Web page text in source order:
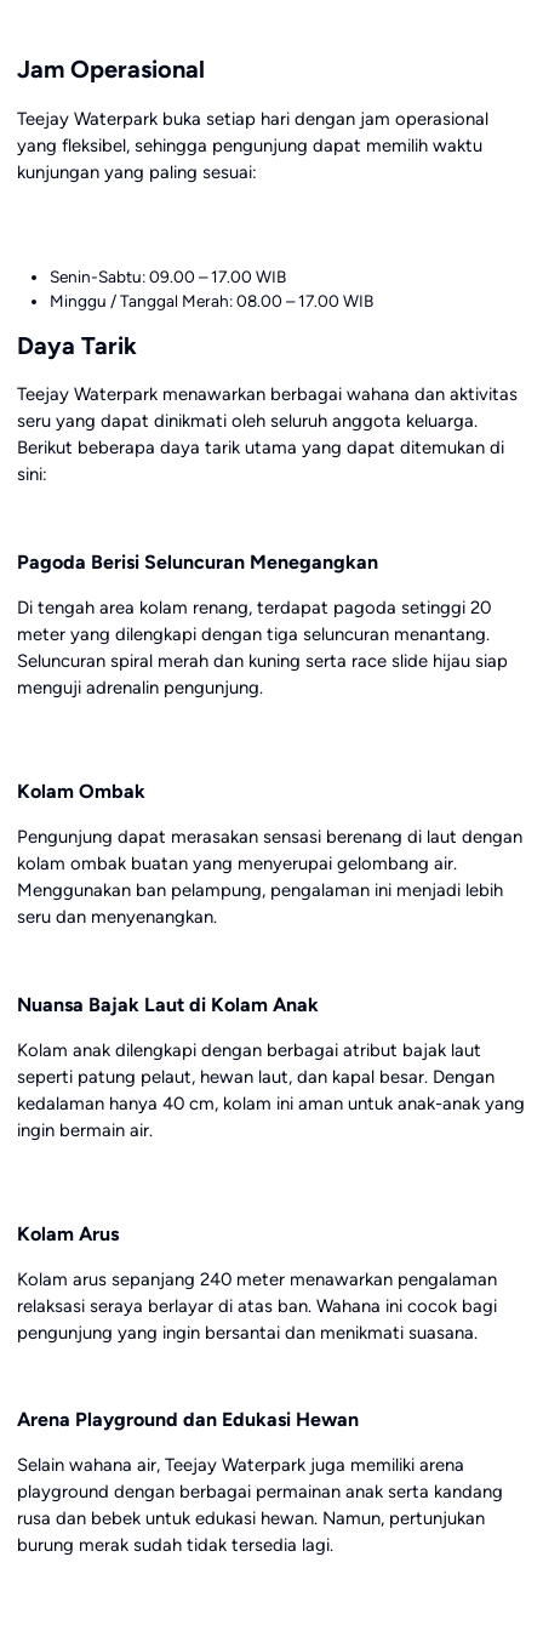
Jam Operasional
Teejay Waterpark buka setiap hari dengan jam operasional
yang fleksibel, sehingga pengunjung dapat memilih waktu
kunjungan yang paling sesuai:
Senin-Sabtu: 09.00 – 17.00 WIB
Minggu / Tanggal Merah: 08.00 – 17.00 WIB
Daya Tarik
Teejay Waterpark menawarkan berbagai wahana dan aktivitas
seru yang dapat dinikmati oleh seluruh anggota keluarga.
Berikut beberapa daya tarik utama yang dapat ditemukan di
sini:
Pagoda Berisi Seluncuran Menegangkan
Di tengah area kolam renang, terdapat pagoda setinggi 20
meter yang dilengkapi dengan tiga seluncuran menantang.
Seluncuran spiral merah dan kuning serta race slide hijau siap
menguji adrenalin pengunjung.
Kolam Ombak
Pengunjung dapat merasakan sensasi berenang di laut dengan
kolam ombak buatan yang menyerupai gelombang air.
Menggunakan ban pelampung, pengalaman ini menjadi lebih
seru dan menyenangkan.
Nuansa Bajak Laut di Kolam Anak
Kolam anak dilengkapi dengan berbagai atribut bajak laut
seperti patung pelaut, hewan laut, dan kapal besar. Dengan
kedalaman hanya 40 cm, kolam ini aman untuk anak-anak yang
ingin bermain air.
Kolam Arus
Kolam arus sepanjang 240 meter menawarkan pengalaman
relaksasi seraya berlayar di atas ban. Wahana ini cocok bagi
pengunjung yang ingin bersantai dan menikmati suasana.
Arena Playground dan Edukasi Hewan
Selain wahana air, Teejay Waterpark juga memiliki arena
playground dengan berbagai permainan anak serta kandang
rusa dan bebek untuk edukasi hewan. Namun, pertunjukan
burung merak sudah tidak tersedia lagi.